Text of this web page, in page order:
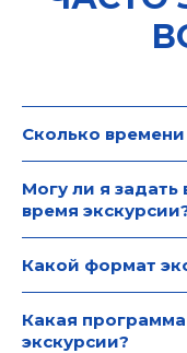
Сколько
Могу ли я задать
время
Какой формат
Какая
экскурсии?